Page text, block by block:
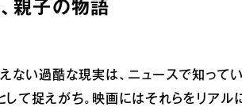
親子の物語
ない過酷な現実は、ニュースで知って
て捉えがち。映画にはそれらをリアル